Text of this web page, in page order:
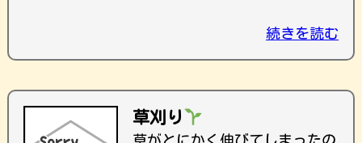
続きを読む
草刈り
草がとにかく伸びてしまったの